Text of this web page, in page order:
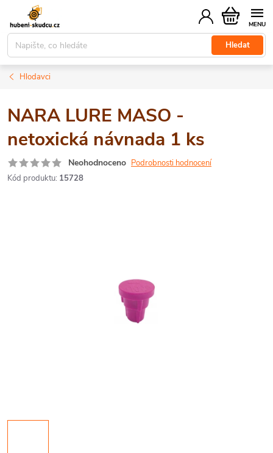
obsah
Hledat
Nákupní
košík
Hlodavci
NARA LURE MASO -
netoxická návnada 1 ks
Neohodnoceno Podrobnosti hodnocení
Kód produktu: 15728